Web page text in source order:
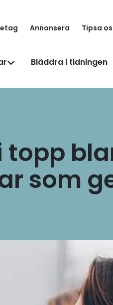
Annonsera Tipsa
Bläddra i tidningen
topp
som